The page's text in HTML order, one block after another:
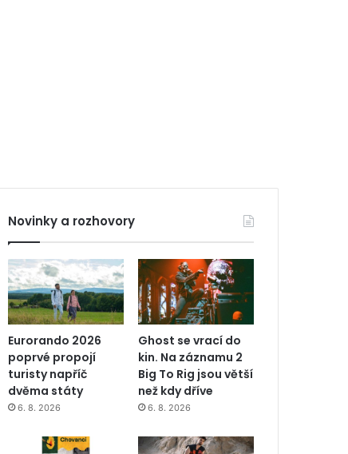
Novinky a rozhovory
Eurorando 2026
poprvé propojí
turisty napříč
dvěma státy
6. 8. 2026
Ghost se vrací do
kin. Na záznamu 2
Big To Rig jsou větší
než kdy dříve
6. 8. 2026